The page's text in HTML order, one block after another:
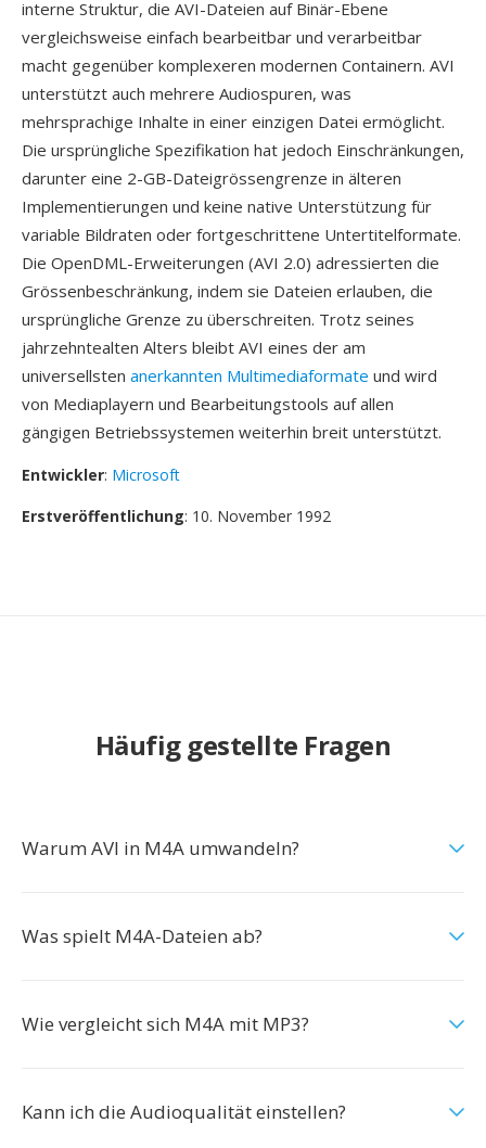
interne Struktur, die AVI-Dateien auf Binär-Ebene
vergleichsweise einfach bearbeitbar und verarbeitbar
macht gegenüber komplexeren modernen Containern. AVI
unterstützt auch mehrere Audiospuren, was
mehrsprachige Inhalte in einer einzigen Datei ermöglicht.
Die ursprüngliche Spezifikation hat jedoch Einschränkungen,
darunter eine 2-GB-Dateigrössengrenze in älteren
Implementierungen und keine native Unterstützung für
variable Bildraten oder fortgeschrittene Untertitelformate.
Die OpenDML-Erweiterungen (AVI 2.0) adressierten die
Grössenbeschränkung, indem sie Dateien erlauben, die
ursprüngliche Grenze zu überschreiten. Trotz seines
jahrzehntealten Alters bleibt AVI eines der am
universellsten anerkannten Multimediaformate und wird
von Mediaplayern und Bearbeitungstools auf allen
gängigen Betriebssystemen weiterhin breit unterstützt.
Entwickler: Microsoft
Erstveröffentlichung: 10. November 1992
Häufig gestellte Fragen
Warum AVI in M4A umwandeln?
Was spielt M4A-Dateien ab?
Wie vergleicht sich M4A mit MP3?
Kann ich die Audioqualität einstellen?